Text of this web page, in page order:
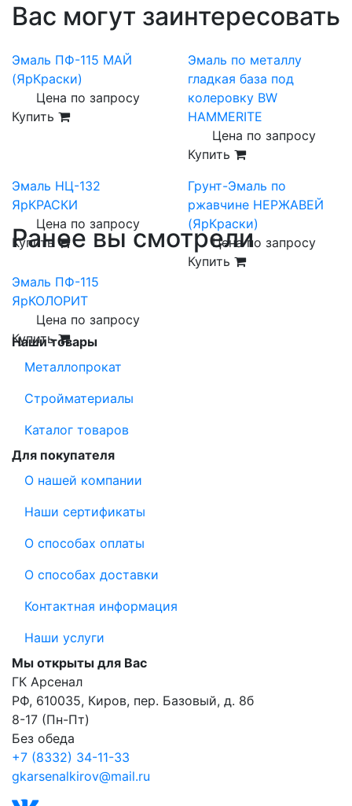
Вас могут заинтересовать
Эмаль ПФ-115 МАЙ
(ЯрКраски)
Цена по запросу
Купить
Эмаль по металлу
гладкая база под
колеровку BW
HAMMERITE
Цена по запросу
Купить
Эмаль НЦ-132
ЯрКРАСКИ
Цена по запросу
Купить
Грунт-Эмаль по
ржавчине НЕРЖАВЕЙ
(ЯрКраски)
Цена по запросу
Купить
Ранее вы смотрели
Эмаль ПФ-115
ЯрКОЛОРИТ
Цена по запросу
Купить
Наши товары
Металлопрокат
Стройматериалы
Каталог товаров
Для покупателя
О нашей компании
Наши сертификаты
О способах оплаты
О способах доставки
Контактная информация
Наши услуги
Мы открыты для Вас
ГК Арсенал
РФ, 610035, Киров, пер. Базовый, д. 8б
8-17 (Пн-Пт)
Без обеда
+7 (8332) 34-11-33
gkarsenalkirov@mail.ru